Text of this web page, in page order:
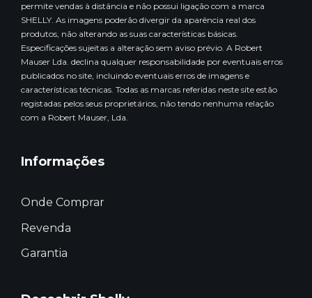
permite vendas à distância e não possui ligação com a marca
SHELLY. As imagens poderão divergir da aparência real dos
produtos, não alterando as suas características básicas.
Especificações sujeitas a alteração sem aviso prévio. A Robert
Mauser Lda. declina qualquer responsabilidade por eventuais erros
publicados no site, incluindo eventuais erros de imagens e
características técnicas. Todas as marcas referidas neste site estão
registadas pelos seus proprietários, não tendo nenhuma relação
com a Robert Mauser, Lda.
Informações
Onde Comprar
Revenda
Garantia